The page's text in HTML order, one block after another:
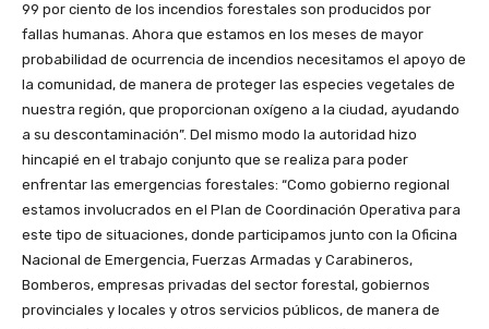
99 por ciento de los incendios forestales son producidos por
fallas humanas. Ahora que estamos en los meses de mayor
probabilidad de ocurrencia de incendios necesitamos el apoyo de
la comunidad, de manera de proteger las especies vegetales de
nuestra región, que proporcionan oxígeno a la ciudad, ayudando
a su descontaminación”. Del mismo modo la autoridad hizo
hincapié en el trabajo conjunto que se realiza para poder
enfrentar las emergencias forestales: “Como gobierno regional
estamos involucrados en el Plan de Coordinación Operativa para
este tipo de situaciones, donde participamos junto con la Oficina
Nacional de Emergencia, Fuerzas Armadas y Carabineros,
Bomberos, empresas privadas del sector forestal, gobiernos
provinciales y locales y otros servicios públicos, de manera de